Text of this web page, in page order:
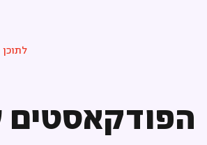
לתוכן